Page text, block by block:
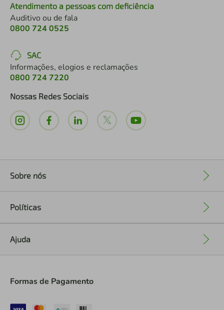
Atendimento a pessoas com deficiência
Auditivo ou de fala
0800 724 0525
SAC
Informações, elogios e reclamações
0800 724 7220
Nossas Redes Sociais
Sobre nós
Políticas
Ajuda
Formas de Pagamento